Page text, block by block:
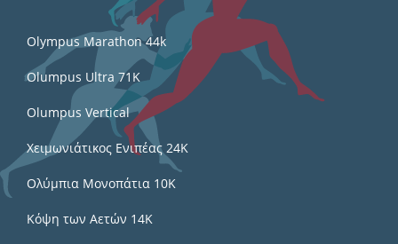
Olympus Marathon 44k
Olumpus Ultra 71K
Olumpus Vertical
Χειμωνιάτικος Ενιπέας 24Κ
Ολύμπια Μονοπάτια 10Κ
Κόψη των Αετών 14Κ